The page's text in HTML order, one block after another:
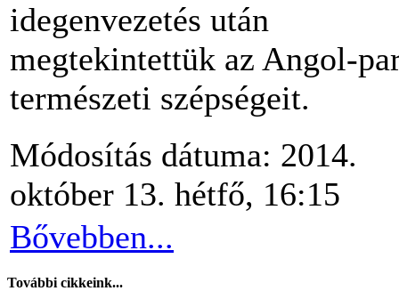
idegenvezetés után
megtekintettük az Angol-
természeti szépségeit.
Módosítás dátuma: 2014.
október 13. hétfő, 16:15
Bővebben...
További cikkeink...